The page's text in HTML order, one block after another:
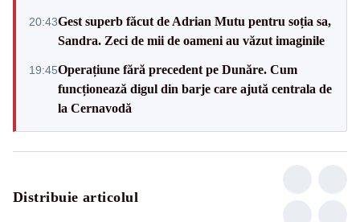
20:43Gest superb făcut de Adrian Mutu pentru soția sa,
Sandra. Zeci de mii de oameni au văzut imaginile
19:45Operațiune fără precedent pe Dunăre. Cum
funcționează digul din barje care ajută centrala de
la Cernavodă
Distribuie articolul